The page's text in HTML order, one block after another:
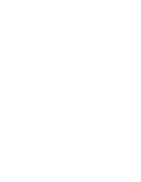
tilføjer kun
i den